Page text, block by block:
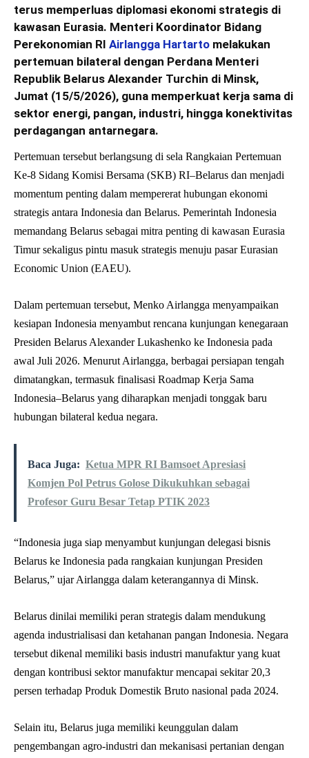
terus memperluas diplomasi ekonomi strategis di
kawasan Eurasia. Menteri Koordinator Bidang
Perekonomian RI Airlangga Hartarto melakukan
pertemuan bilateral dengan Perdana Menteri
Republik Belarus Alexander Turchin di Minsk,
Jumat (15/5/2026), guna memperkuat kerja sama di
sektor energi, pangan, industri, hingga konektivitas
perdagangan antarnegara.
Pertemuan tersebut berlangsung di sela Rangkaian Pertemuan
Ke-8 Sidang Komisi Bersama (SKB) RI–Belarus dan menjadi
momentum penting dalam mempererat hubungan ekonomi
strategis antara Indonesia dan Belarus. Pemerintah Indonesia
memandang Belarus sebagai mitra penting di kawasan Eurasia
Timur sekaligus pintu masuk strategis menuju pasar Eurasian
Economic Union (EAEU).
Dalam pertemuan tersebut, Menko Airlangga menyampaikan
kesiapan Indonesia menyambut rencana kunjungan kenegaraan
Presiden Belarus Alexander Lukashenko ke Indonesia pada
awal Juli 2026. Menurut Airlangga, berbagai persiapan tengah
dimatangkan, termasuk finalisasi Roadmap Kerja Sama
Indonesia–Belarus yang diharapkan menjadi tonggak baru
hubungan bilateral kedua negara.
Baca Juga: Ketua MPR RI Bamsoet Apresiasi
Komjen Pol Petrus Golose Dikukuhkan sebagai
Profesor Guru Besar Tetap PTIK 2023
“Indonesia juga siap menyambut kunjungan delegasi bisnis
Belarus ke Indonesia pada rangkaian kunjungan Presiden
Belarus,” ujar Airlangga dalam keterangannya di Minsk.
Belarus dinilai memiliki peran strategis dalam mendukung
agenda industrialisasi dan ketahanan pangan Indonesia. Negara
tersebut dikenal memiliki basis industri manufaktur yang kuat
dengan kontribusi sektor manufaktur mencapai sekitar 20,3
persen terhadap Produk Domestik Bruto nasional pada 2024.
Selain itu, Belarus juga memiliki keunggulan dalam
pengembangan agro-industri dan mekanisasi pertanian dengan